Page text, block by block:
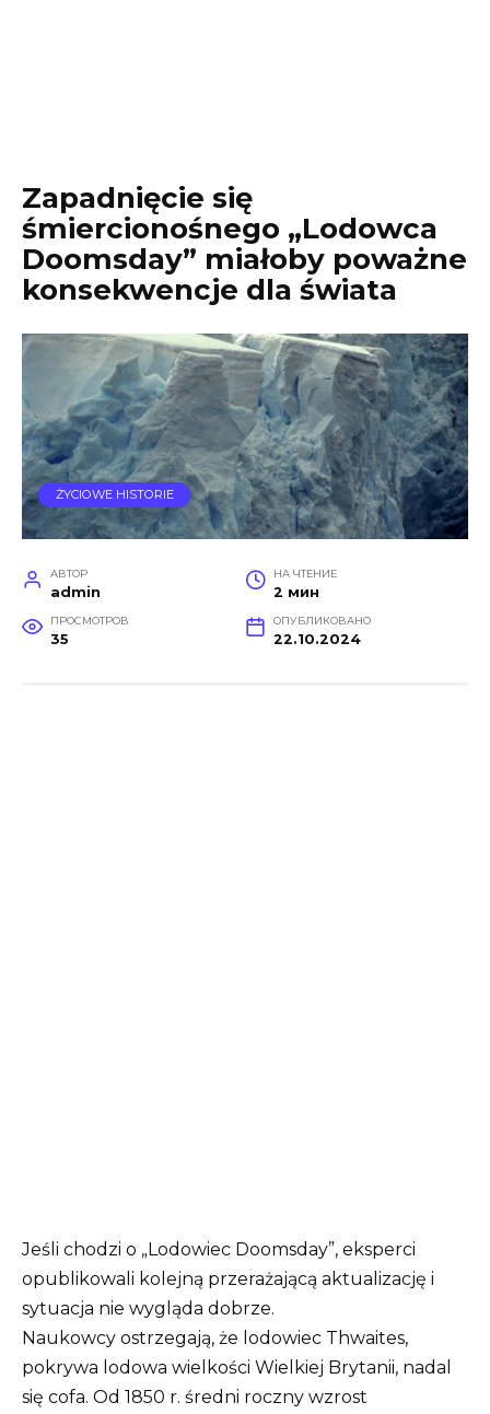
Zapadnięcie się
śmiercionośnego „Lodowca
Doomsday” miałoby poważne
konsekwencje dla świata
ŻYCIOWE HISTORIE
АВТОР
admin
НА ЧТЕНИЕ
2 мин
ПРОСМОТРОВ
35
ОПУБЛИКОВАНО
22.10.2024
Jeśli chodzi o „Lodowiec Doomsday”, eksperci
opublikowali kolejną przerażającą aktualizację i
sytuacja nie wygląda dobrze.
Naukowcy ostrzegają, że lodowiec Thwaites,
pokrywa lodowa wielkości Wielkiej Brytanii, nadal
się cofa. Od 1850 r. średni roczny wzrost